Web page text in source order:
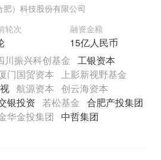
肥）科技股份有限公司
轮次 融资金额
15亿人民币
川振兴科创基金
工银资本
门国贸资本
上影新视野基金
航源资本 创云海资本
银投资 若松基金 合肥产投集团
华金投集团
中哲集团